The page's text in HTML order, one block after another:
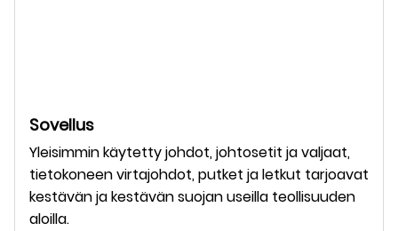
Sovellus
Yleisimmin käytetty johdot, johtosetit ja valjaat,
tietokoneen virtajohdot, putket ja letkut tarjoavat
kestävän ja kestävän suojan useilla teollisuuden
aloilla.